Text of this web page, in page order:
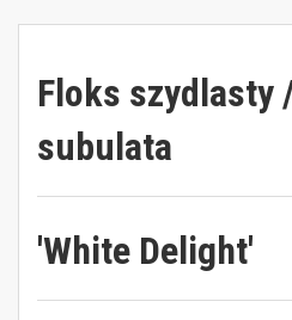
Floks szydlasty
subulata
'White Delight'